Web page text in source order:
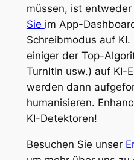
müssen, ist entweder
Sie im App-
Schreibmodus auf
einiger der Top-
TurnItIn usw.) auf KI-
werden dann
humanisieren.
KI-Detektoren!
Besuchen Sie unser